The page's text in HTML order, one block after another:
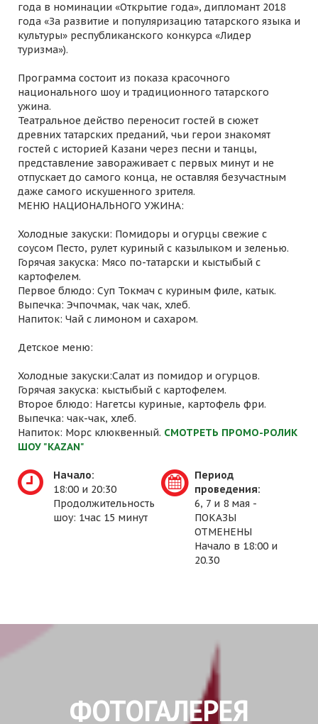
года в номинации «Открытие года», дипломант 2018
года «За развитие и популяризацию татарского языка и
культуры» республиканского конкурса «Лидер
туризма»).
Программа состоит из показа красочного
национального шоу и традиционного татарского
ужина.
Театральное действо переносит гостей в сюжет
древних татарских преданий, чьи герои знакомят
гостей с историей Казани через песни и танцы,
представление завораживает с первых минут и не
отпускает до самого конца, не оставляя безучастным
даже самого искушенного зрителя.
МЕНЮ НАЦИОНАЛЬНОГО УЖИНА:
Холодные закуски: Помидоры и огурцы свежие с
соусом Песто, рулет куриный с казылыком и зеленью.
Горячая закуска: Мясо по-татарски и кыстыбый с
картофелем.
Первое блюдо: Суп Токмач с куриным филе, катык.
Выпечка: Эчпочмак, чак чак, хлеб.
Напиток: Чай с лимоном и сахаром.
Детское меню:
Холодные закуски:Салат из помидор и огурцов.
Горячая закуска: кыстыбый с картофелем.
Второе блюдо: Нагетсы куриные, картофель фри.
Выпечка: чак-чак, хлеб.
Напиток: Морс клюквенный. СМОТРЕТЬ ПРОМО-РОЛИК
ШОУ "KAZAN"
Начало:
18:00 и 20:30
Продолжительность
шоу: 1час 15 минут
Период
проведения:
6, 7 и 8 мая -
ПОКАЗЫ
ОТМЕНЕНЫ
Начало в 18:00 и
20.30
ФОТОГАЛЕРЕЯ